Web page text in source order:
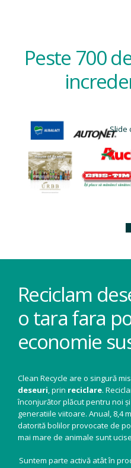
Peste 700
Slide
Reciclam
o tara fara
economie
Clean Recycle are o singură
deseuri, prin reciclare.
înconjurător plăcut pentru noi
generatiile viitoare. Anual, 8,4
datorită bolilor provocate de
mai mare de animale sunt
Suntem parte activă atât în